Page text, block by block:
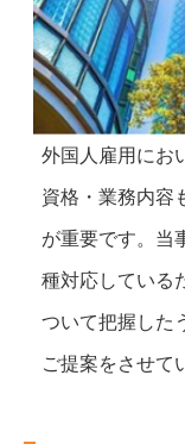
外国人雇用にお
資格・業務内容
が重要です。当
種対応している
ついて把握した
ご提案をさせて